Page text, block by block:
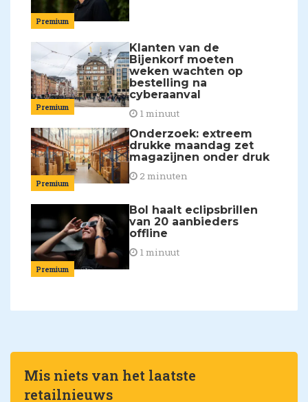
Premium
Premium
Klanten van de
Bijenkorf moeten
weken wachten op
bestelling na
cyberaanval
1 minuut
Premium
Onderzoek: extreem
drukke maandag zet
magazijnen onder druk
2 minuten
Premium
Bol haalt eclipsbrillen
van 20 aanbieders
offline
1 minuut
Mis niets van het laatste
retailnieuws